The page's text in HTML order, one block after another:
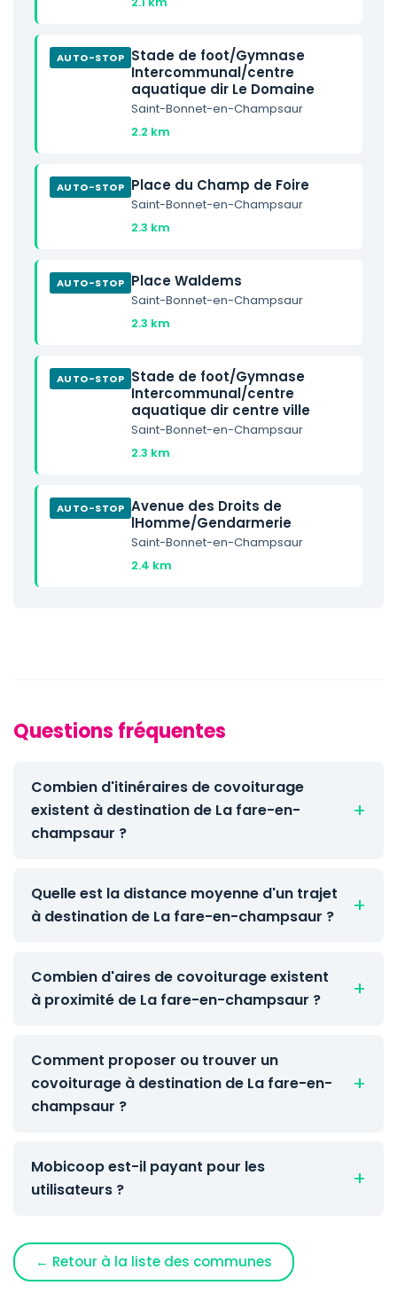
AUTO-STOP Stade de foot/Gymnase
Intercommunal/centre
aquatique dir Le Domaine
Saint-Bonnet-en-Champsaur
2.2 km
AUTO-STOP Place du Champ de Foire
Saint-Bonnet-en-Champsaur
2.3 km
AUTO-STOP Place Waldems
Saint-Bonnet-en-Champsaur
2.3 km
AUTO-STOP Stade de foot/Gymnase
Intercommunal/centre
aquatique dir centre ville
Saint-Bonnet-en-Champsaur
2.3 km
AUTO-STOP Avenue des Droits de
lHomme/Gendarmerie
Saint-Bonnet-en-Champsaur
2.4 km
Questions fréquentes
Combien d'itinéraires de covoiturage
existent à destination de La fare-en-
champsaur ?
Quelle est la distance moyenne d'un trajet
à destination de La fare-en-champsaur ?
Combien d'aires de covoiturage existent
à proximité de La fare-en-champsaur ?
Comment proposer ou trouver un
covoiturage à destination de La fare-en-
champsaur ?
Mobicoop est-il payant pour les
utilisateurs ?
← Retour à la liste des communes